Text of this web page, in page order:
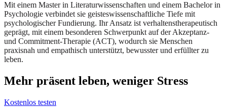
Mit einem Master in Literaturwissenschaften und einem Bachelor in
Psychologie verbindet sie geisteswissenschaftliche Tiefe mit
psychologischer Fundierung. Ihr Ansatz ist verhaltenstherapeutisch
geprägt, mit einem besonderen Schwerpunkt auf der Akzeptanz-
und Commitment-Therapie (ACT), wodurch sie Menschen
praxisnah und empathisch unterstützt, bewusster und erfüllter zu
leben.
Mehr präsent leben, weniger Stress
Kostenlos testen